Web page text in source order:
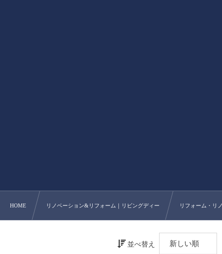
HOME リノベーション&リフォーム｜リビングディー リフォーム・リ
並べ替え